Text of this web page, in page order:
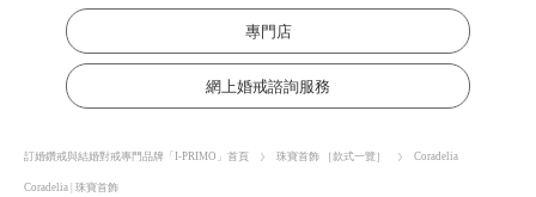
專門店
網上婚戒諮詢服務
訂婚鑽戒與結婚對戒專門品牌「I-PRIMO」首頁 珠寶首飾 ［款式一覽］ Coradelia
Coradelia | 珠寶首飾